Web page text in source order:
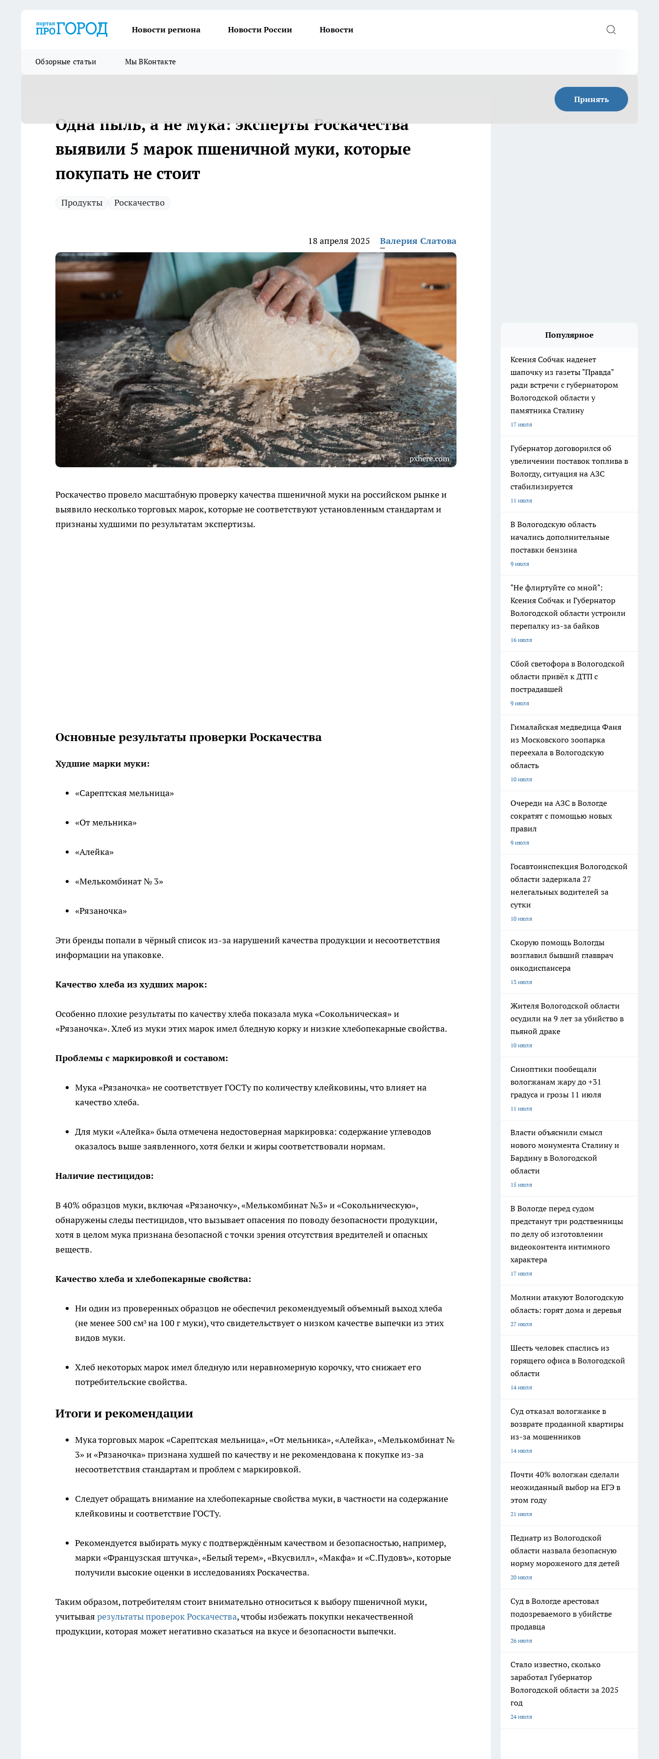
Новости региона Новости России Новости
Обзорные статьи Мы ВКонтакте
Принять
Одна пыль, а не мука: эксперты Роскачества
выявили 5 марок пшеничной муки, которые
покупать не стоит
Продукты Роскачество
18 апреля 2025 Валерия Слатова
pxhere.com
Роскачество провело масштабную проверку качества пшеничной муки на российском рынке и
выявило несколько торговых марок, которые не соответствуют установленным стандартам и
признаны худшими по результатам экспертизы.
Основные результаты проверки Роскачества
Худшие марки муки:
«Сарептская мельница»
«От мельника»
«Алейка»
«Мелькомбинат № 3»
«Рязаночка»
Эти бренды попали в чёрный список из-за нарушений качества продукции и несоответствия
информации на упаковке.
Качество хлеба из худших марок:
Особенно плохие результаты по качеству хлеба показала мука «Сокольническая» и
«Рязаночка». Хлеб из муки этих марок имел бледную корку и низкие хлебопекарные свойства.
Проблемы с маркировкой и составом:
Мука «Рязаночка» не соответствует ГОСТу по количеству клейковины, что влияет на
качество хлеба.
Для муки «Алейка» была отмечена недостоверная маркировка: содержание углеводов
оказалось выше заявленного, хотя белки и жиры соответствовали нормам.
Наличие пестицидов:
В 40% образцов муки, включая «Рязаночку», «Мелькомбинат №3» и «Сокольническую»,
обнаружены следы пестицидов, что вызывает опасения по поводу безопасности продукции,
хотя в целом мука признана безопасной с точки зрения отсутствия вредителей и опасных
веществ.
Качество хлеба и хлебопекарные свойства:
Ни один из проверенных образцов не обеспечил рекомендуемый объемный выход хлеба
(не менее 500 см³ на 100 г муки), что свидетельствует о низком качестве выпечки из этих
видов муки.
Хлеб некоторых марок имел бледную или неравномерную корочку, что снижает его
потребительские свойства.
Итоги и рекомендации
Мука торговых марок «Сарептская мельница», «От мельника», «Алейка», «Мелькомбинат №
3» и «Рязаночка» признана худшей по качеству и не рекомендована к покупке из-за
несоответствия стандартам и проблем с маркировкой.
Следует обращать внимание на хлебопекарные свойства муки, в частности на содержание
клейковины и соответствие ГОСТу.
Рекомендуется выбирать муку с подтверждённым качеством и безопасностью, например,
марки «Французская штучка», «Белый терем», «Вкусвилл», «Макфа» и «С.Пудовъ», которые
получили высокие оценки в исследованиях Роскачества.
Таким образом, потребителям стоит внимательно относиться к выбору пшеничной муки,
учитывая результаты проверок Роскачества, чтобы избежать покупки некачественной
продукции, которая может негативно сказаться на вкусе и безопасности выпечки.
Популярное
Ксения Собчак наденет
шапочку из газеты "Правда"
ради встречи с губернатором
Вологодской области у
памятника Сталину
17 июля
Губернатор договорился об
увеличении поставок топлива в
Вологду, ситуация на АЗС
стабилизируется
11 июля
В Вологодскую область
начались дополнительные
поставки бензина
9 июля
"Не флиртуйте со мной":
Ксения Собчак и Губернатор
Вологодской области устроили
перепалку из-за байков
16 июля
Сбой светофора в Вологодской
области привёл к ДТП с
пострадавшей
9 июля
Гималайская медведица Фаня
из Московского зоопарка
переехала в Вологодскую
область
10 июля
Очереди на АЗС в Вологде
сократят с помощью новых
правил
9 июля
Госавтоинспекция Вологодской
области задержала 27
нелегальных водителей за
сутки
10 июля
Скорую помощь Вологды
возглавил бывший главврач
онкодиспансера
13 июля
Жителя Вологодской области
осудили на 9 лет за убийство в
пьяной драке
10 июля
Синоптики пообещали
вологжанам жару до +31
градуса и грозы 11 июля
11 июля
Власти объяснили смысл
нового монумента Сталину и
Бардину в Вологодской
области
15 июля
В Вологде перед судом
предстанут три родственницы
по делу об изготовлении
видеоконтента интимного
характера
17 июля
Молнии атакуют Вологодскую
область: горят дома и деревья
27 июля
Шесть человек спаслись из
горящего офиса в Вологодской
области
14 июля
Суд отказал вологжанке в
возврате проданной квартиры
из-за мошенников
14 июля
Почти 40% вологжан сделали
неожиданный выбор на ЕГЭ в
этом году
21 июля
Педиатр из Вологодской
области назвала безопасную
норму мороженого для детей
20 июля
Суд в Вологде арестовал
подозреваемого в убийстве
продавца
26 июля
Стало известно, сколько
заработал Губернатор
Вологодской области за 2025
год
24 июля